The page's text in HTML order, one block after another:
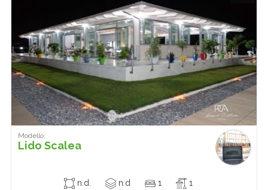
Modello:
Lido Scalea
n.d. n.d 1 1